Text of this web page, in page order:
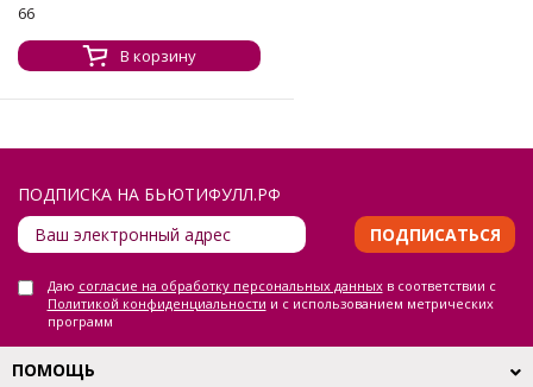
66
В корзину
ПОДПИСКА НА БЬЮТИФУЛЛ.РФ
ПОДПИСАТЬСЯ
Даю согласие на обработку персональных данныхв соответствии с
Политикой конфиденциальности и с использованием метрических
программ
ПОМОЩЬ